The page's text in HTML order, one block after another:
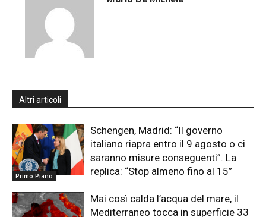
Altri articoli
Primo Piano
Schengen, Madrid: “Il governo
italiano riapra entro il 9 agosto o ci
saranno misure conseguenti”. La
replica: “Stop almeno fino al 15”
Mai così calda l’acqua del mare, il
Mediterraneo tocca in superficie 33